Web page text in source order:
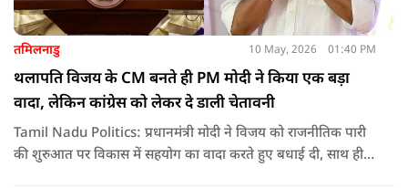
तमिलनाडु 10 May, 2026 01:40 PM
थलापति विजय के CM बनते ही PM मोदी ने किया एक बड़ा
वादा, लेकिन कांग्रेस को लेकर दे डाली चेतावनी
Tamil Nadu Politics: प्रधानमंत्री मोदी ने विजय को राजनीतिक पारी
की शुरुआत पर विकास में सहयोग का वादा करते हुए बधाई दी, साथ ही